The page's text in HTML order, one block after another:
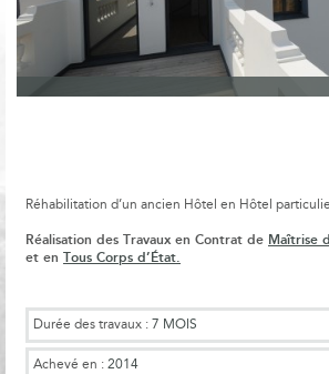
Previous
Réhabilitation d’un ancien Hôtel en Hôtel
Réalisation des Travaux en Contrat de Maîtrise
et en Tous Corps d’État.
Durée des travaux : 7 MOIS
Achevé en : 2014